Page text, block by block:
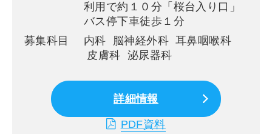
利用で約１０分「桜台入り口」
バス停下車徒歩１分
募集科目
内科 脳神経外科 耳鼻咽喉科
皮膚科 泌尿器科
詳細情報
PDF資料